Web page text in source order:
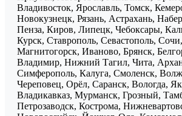
Владивосток, Ярославль, Томск,
Новокузнецк, Рязань, Астрахань,
Пенза, Киров, Липецк, Чебоксары,
Курск, Ставрополь, Севастополь,
Магнитогорск, Иваново, Брянск,
Владимир, Нижний Тагил, Чита,
Симферополь, Калуга, Смоленск,
Череповец, Орёл, Саранск, Вологда,
Владикавказ, Мурманск, Грозный,
Петрозаводск, Кострома,